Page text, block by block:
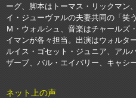
ーグ、脚本はトーマス・リックマン
イ・ジューヴァルの夫妻共同の「笑
Ｍ・ウォルシュ、音楽はチャールズ
イマンが各々担当。出演はウォルタ
ルイス・ゴセット・ジュニア、アル
ザーブ、バル・エイバリー、キャシ
ネット上の声